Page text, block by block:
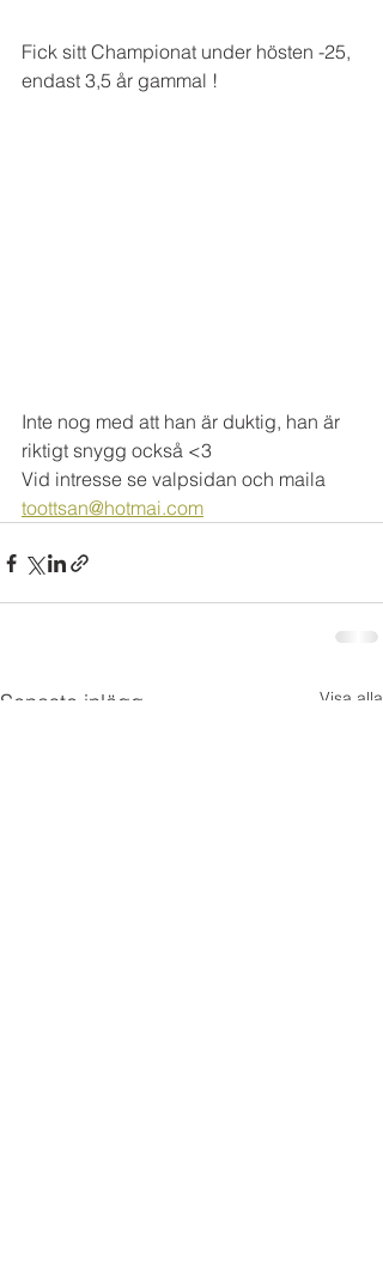
Fick sitt Championat under hösten -25,
endast 3,5 år gammal !
Inte nog med att han är duktig, han är
riktigt snygg också <3
Vid intresse se valpsidan och maila
toottsan@hotmai.com
Senaste inlägg Visa alla